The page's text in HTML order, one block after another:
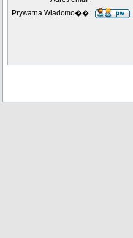
Prywatna Wiadomo��: